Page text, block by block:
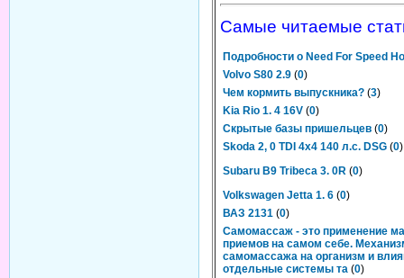
Самые читаемые
Подробности о Need For Speed
Volvo S80 2.9 (0)
Чем кормить выпускника? (3)
Kia Rio 1. 4 16V (0)
Скрытые базы пришельцев (0)
Skoda 2, 0 TDI 4x4 140 л.с. DSG (0)
Subaru B9 Tribeca 3. 0R (0)
Volkswagen Jetta 1. 6 (0)
ВАЗ 2131 (0)
Самомассаж - это применение
приемов на самом себе.
самомассажа на организм и
отдельные системы та (0)